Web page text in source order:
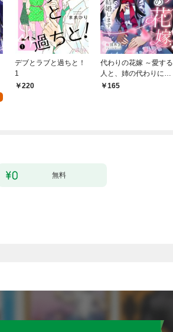
デブとラブと過ちと！
1
220
代わりの花嫁 ～愛する
人と、姉の代わりに結
婚します～ 1
165
無料